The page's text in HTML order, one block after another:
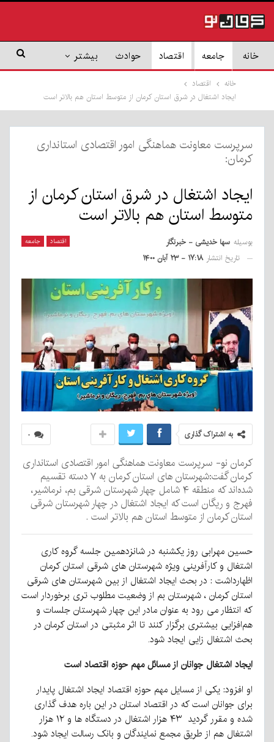
خانه جامعه اقتصاد حوادث بیشتر
خانه
اقتصاد
ایجاد اشتغال در شرق استان کرمان از متوسط استان هم بالاتر است
سرپرست معاونت هماهنگی امور اقتصادی استانداری
کرمان:
ایجاد اشتغال در شرق استان کرمان از
متوسط استان هم بالاتر است
اقتصاد جامعه بوسیله سها خدیشی - خبرنگار
تاریخ انتشار ۱۷:۱۸ - ۲۳ آبان ۱۴۰۰
۰ به اشتراک گذاری
کرمان نو- سرپرست معاونت هماهنگی امور اقتصادی استانداری
کرمان گفت:شهرستان های استان کرمان به ۷ دسته تقسیم
شده‌اند که منطقه ۴ شامل چهار شهرستان شرقی بم، نرماشیر،
فهرج و ریگان است که ایجاد اشتغال در چهار شهرستان شرقی
استان کرمان از متوسط استان هم بالاتر است .
حسین مهرابی روز یکشنبه در شانزدهمین جلسه گروه کاری
اشتغال و کارآفرینی ویژه شهرستان های شرقی استان کرمان
اظهارداشت : در بحث ایجاد اشتغال از بین شهرستان های شرقی
استان کرمان ، شهرستان بم از وضعیت مطلوب تری برخوردار است
که انتظار می رود به عنوان مادر این چهار شهرستان جلسات و
هم‌افزایی بیشتری برگزار کنند تا اثر مثبتی در استان کرمان در
بحث اشتغال زایی ایجاد شود.
ایجاد اشتغال جوانان از مسائل مهم حوزه اقتصاد است
او افزود: یکی از مسایل مهم حوزه اقتصاد ایجاد اشتغال پایدار
برای جوانان است که در اقتصاد استان در این باره هدف گذاری
شده و مقرر گردید ۴۳ هزار اشتغال در دستگاه ها و ۱۲ هزار
اشتغال هم از طریق مجمع نمایندگان و بانک رسالت ایجاد شود.